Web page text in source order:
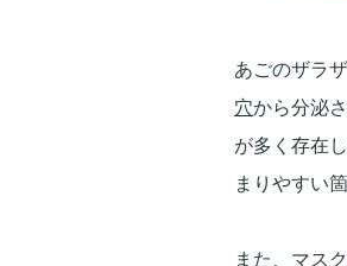
あごのザラ
穴から分泌
が多く存在
まりやすい
また、マス